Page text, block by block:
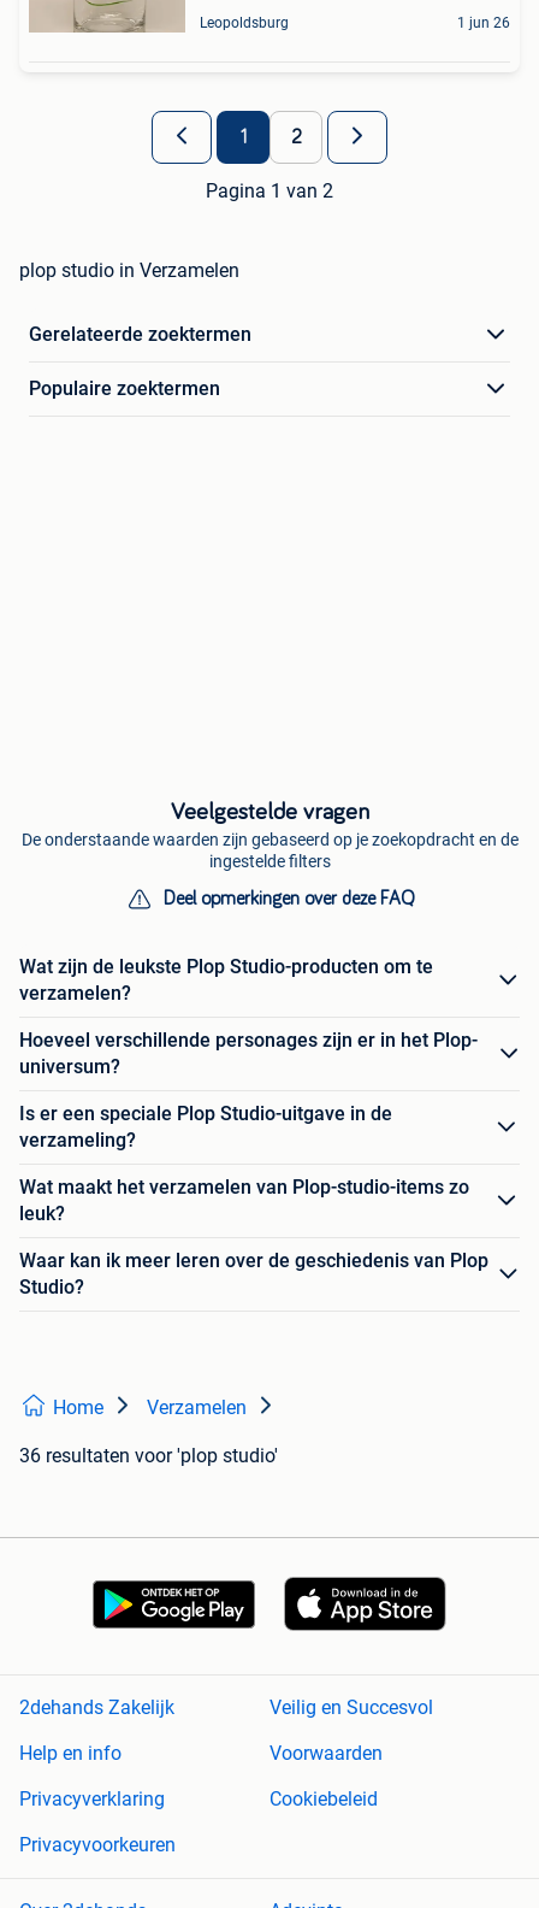
Leopoldsburg 1 jun 26
1 2
Pagina 1 van 2
plop studio in Verzamelen
Gerelateerde zoektermen
Populaire zoektermen
Veelgestelde vragen
De onderstaande waarden zijn gebaseerd op je zoekopdracht en de
ingestelde filters
Deel opmerkingen over deze FAQ
Wat zijn de leukste Plop Studio-producten om te
verzamelen?
Hoeveel verschillende personages zijn er in het Plop-
universum?
Is er een speciale Plop Studio-uitgave in de
verzameling?
Wat maakt het verzamelen van Plop-studio-items zo
leuk?
Waar kan ik meer leren over de geschiedenis van Plop
Studio?
Home Verzamelen
36 resultaten voor 'plop studio'
2dehands Zakelijk
Veilig en Succesvol
Help en info
Voorwaarden
Privacyverklaring
Cookiebeleid
Privacyvoorkeuren